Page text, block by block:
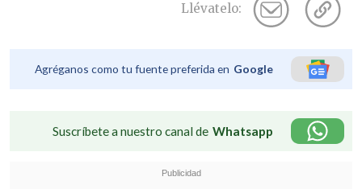
Llévatelo:
Agréganos como tu fuente preferida en Google
Suscríbete a nuestro canal de Whatsapp